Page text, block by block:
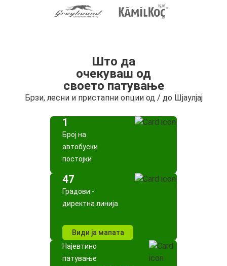
Што да
очекуваш од
своето патување
Брзи, лесни и пристапни опции од / до Шјаулјај
1
Број на
автобуски
постојки
47
Градови -
директна линија
Види ја мапата
Најевтино
патување